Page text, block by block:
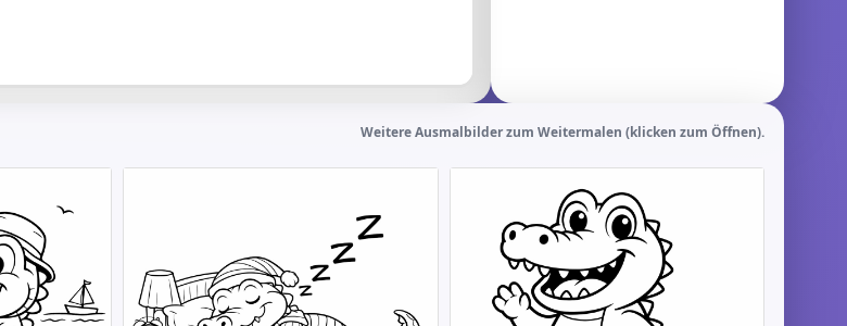
Weitere Ausmalbilder zum Weitermalen (klicken zum Öffnen).